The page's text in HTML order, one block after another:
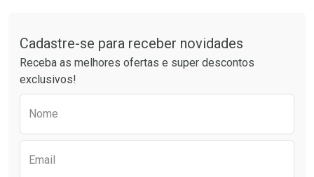
Cadastre-se para receber novidades
Receba as melhores ofertas e super descontos
exclusivos!
Nome
Email